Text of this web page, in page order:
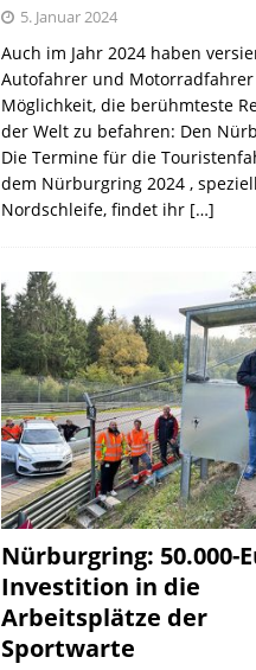
5. Januar 2024
Auch im Jahr 2024 haben
Autofahrer und
Möglichkeit, die berühmteste
der Welt zu befahren: Den
Die Termine für die
dem Nürburgring 2024 ,
Nordschleife, findet ihr […]
Nürburgring: 50.000-
Investition in die
Arbeitsplätze der
Sportwarte